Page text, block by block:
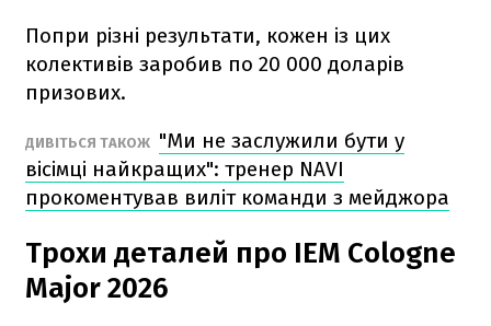
Попри різні результати, кожен із цих
колективів заробив по 20 000 доларів
призових.
ДИВІТЬСЯ ТАКОЖ "Ми не заслужили бути у
вісімці найкращих": тренер NAVI
прокоментував виліт команди з мейджора
Трохи деталей про IEM Cologne
Major 2026